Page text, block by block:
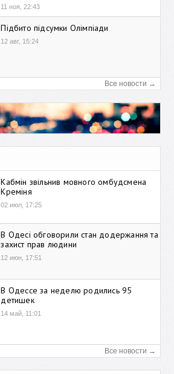
11 ноя, 22:43
Підбито підсумки Олімпіади
12 авг, 15:24
Все новости →
Кабмін звільнив мовного омбудсмена
Креміня
02 июл, 17:25
В Одесі обговорили стан додержання та
захист прав людини
12 июн, 17:51
В Одессе за неделю родились 95
детишек
14 май, 11:01
Все новости →